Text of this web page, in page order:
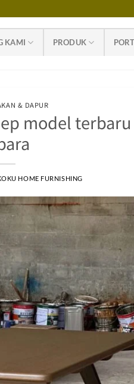
KAMI PRODUK
& DAPUR
model
HOME FURNISHING